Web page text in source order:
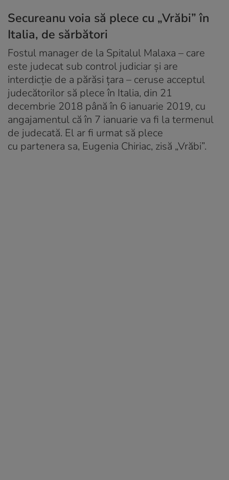
Secureanu voia să plece cu „Vrăbi” în
Italia, de sărbători
Fostul manager de la Spitalul Malaxa – care
este judecat sub control judiciar și are
interdicție de a părăsi țara – ceruse acceptul
judecătorilor să plece în Italia, din 21
decembrie 2018 până în 6 ianuarie 2019, cu
angajamentul că în 7 ianuarie va fi la termenul
de judecată. El ar fi urmat să plece
cu partenera sa, Eugenia Chiriac, zisă „Vrăbi”.